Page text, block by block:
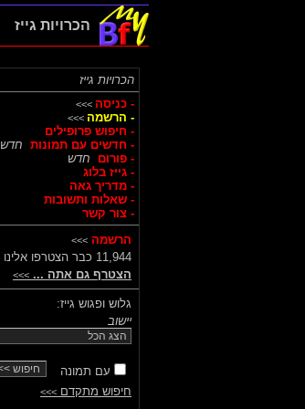
הכרויות גייז
הכרויות גייז
- כניסה >>>
- הרשמה >>>
- חיפוש פרופילים
- חדשים עם תמונות חדש
- פורום
חדש
- גייז בלוג
- מדריך גאה
- שאלות ותשובות
- צור קשר
הרשמה >>>
11,944 כבר הצטרפו אלינו
הצטרף גם אתה ... >>>
גלוש ופגוש גייז:
יישוב
עם תמונה
חיפוש מתקדם >>>